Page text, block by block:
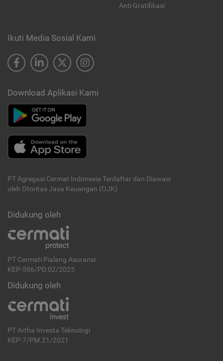
Anti Gratifikasi
Ikuti Media Sosial Kami
Download Aplikasi Kami
PT Agregasi Cermat Indonesia Terdaftar dan Diawasi
oleh Otoritas Jasa Keuangan (OJK)
Didukung oleh
PT Cermati Pialang Asuransi
KEP-596/PD.02/2025
Didukung oleh
PT Artha Investa Teknologi
KEP-7/PM.21/2021